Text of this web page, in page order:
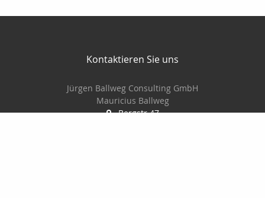
Kontaktieren Sie uns
Jürgen Ballweg Consulting GmbH
Mauricius Ballweg
Bergstr.47